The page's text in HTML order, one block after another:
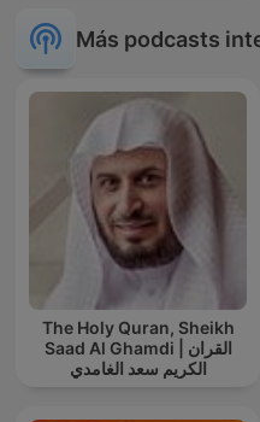
Más podcasts
The Holy Quran, Sheikh
Saad Al Ghamdi | القران
الكريم سعد الغامدي